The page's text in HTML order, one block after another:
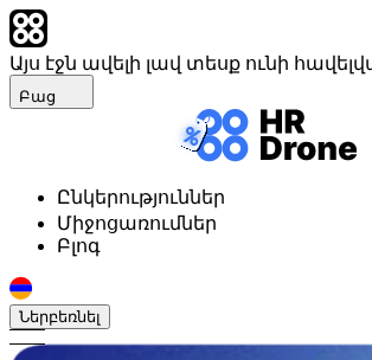
Այս էջն ավելի լավ տեսք ունի
Բաց
Ընկերություններ
Միջոցառումներ
Բլոգ
Ներբեռնել